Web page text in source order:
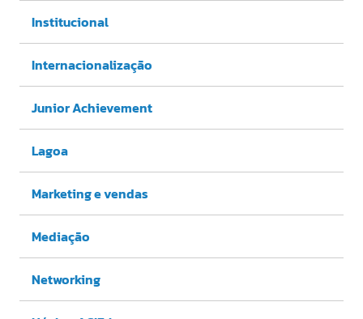
Institucional
Internacionalização
Junior Achievement
Lagoa
Marketing e vendas
Mediação
Networking